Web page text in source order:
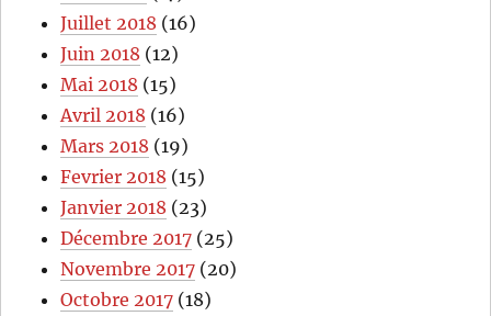
Juillet 2018 (16)
Juin 2018 (12)
Mai 2018 (15)
Avril 2018 (16)
Mars 2018 (19)
Fevrier 2018 (15)
Janvier 2018 (23)
Décembre 2017 (25)
Novembre 2017 (20)
Octobre 2017 (18)